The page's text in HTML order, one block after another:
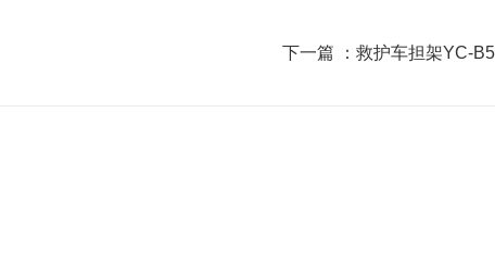
下一篇 ： 救护车担架YC-B5